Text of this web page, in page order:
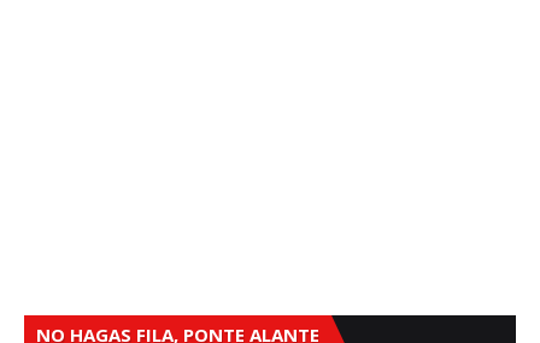
NO HAGAS FILA, PONTE ALANTE